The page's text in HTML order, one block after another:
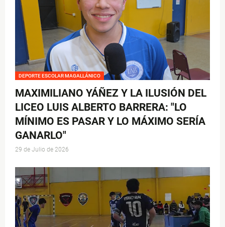
DEPORTE ESCOLAR MAGALLÁNICO
MAXIMILIANO YÁÑEZ Y LA ILUSIÓN DEL
LICEO LUIS ALBERTO BARRERA: "LO
MÍNIMO ES PASAR Y LO MÁXIMO SERÍA
GANARLO"
29 de Julio de 2026